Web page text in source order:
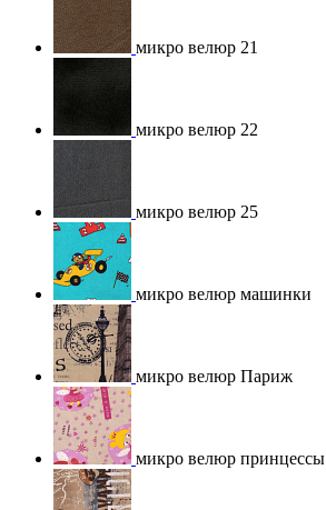
микро велюр 21
микро велюр 22
микро велюр 25
микро велюр машинки
микро велюр Париж
микро велюр принцессы